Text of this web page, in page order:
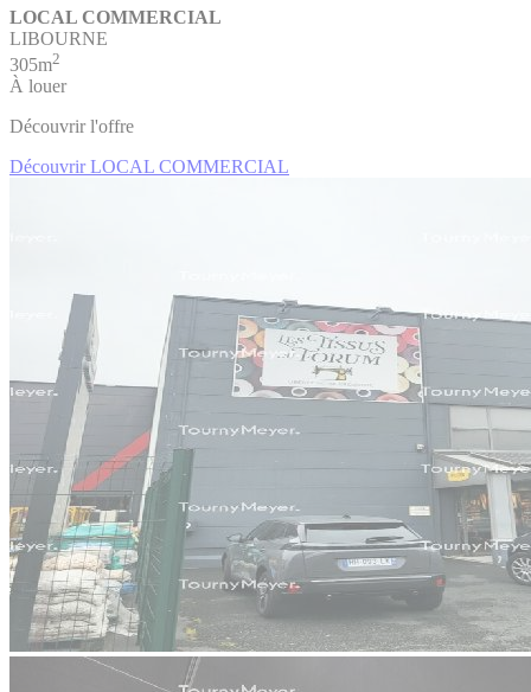
LOCAL COMMERCIAL
LIBOURNE
305m2
À louer
Découvrir l'offre
Découvrir LOCAL COMMERCIAL